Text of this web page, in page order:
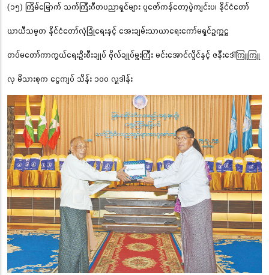
(၁၅) ကြိမ်မြောက် သက်ကြီးဂီတပညာရှင်များ ပူဇော်ကန်တော့ပွဲကျင်းပ၊ နိုင်ငံတော်
ယာယီသမ္မတ နိုင်ငံတော်လုံခြုံရေးနှင့် အေးချမ်းသာယာရေးကော်မရှင်ဥက္ကဋ္ဌ
တပ်မတော်ကာကွယ်ရေးဦးစီးချုပ် ဗိုလ်ချုပ်မှူးကြီး မင်းအောင်လှိုင်နှင့် ဇနီးဒေါ်ကြူကြူ
လှ မိသားစုက ငွေကျပ် သိန်း ၁၀၀ လှူဒါန်း